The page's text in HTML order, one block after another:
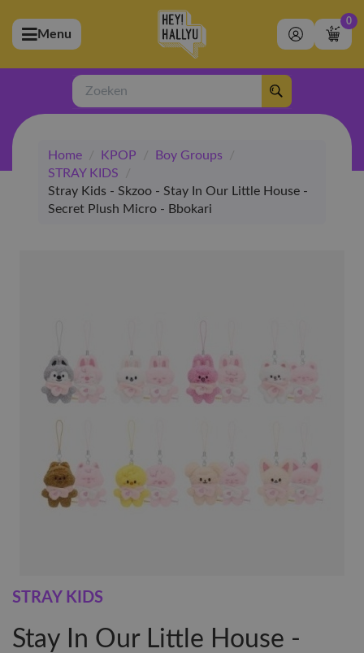
(Artiesten)
(Merchandise)
(Exclusive)
(Winkel)
Menu
0
Zoeken
Home / KPOP / Boy Groups
/
STRAY KIDS
/
Stray Kids - Skzoo - Stay In Our Little House -
Secret Plush Micro - Bbokari
STRAY KIDS
Stay In Our Little House -